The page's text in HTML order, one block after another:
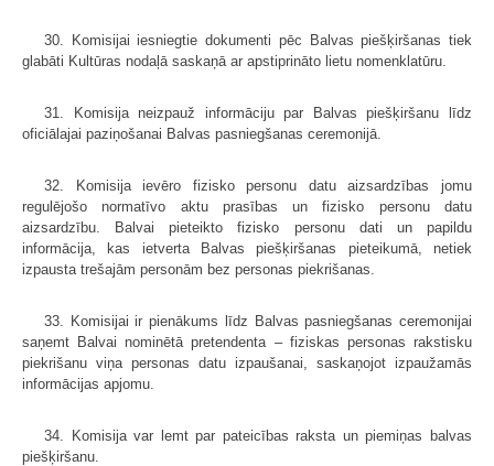
30. Komisijai iesniegtie dokumenti pēc Balvas piešķiršanas tiek
glabāti Kultūras nodaļā saskaņā ar apstiprināto lietu nomenklatūru.
31. Komisija neizpauž informāciju par Balvas piešķiršanu līdz
oficiālajai paziņošanai Balvas pasniegšanas ceremonijā.
32. Komisija ievēro fizisko personu datu aizsardzības jomu
regulējošo normatīvo aktu prasības un fizisko personu datu
aizsardzību. Balvai pieteikto fizisko personu dati un papildu
informācija, kas ietverta Balvas piešķiršanas pieteikumā, netiek
izpausta trešajām personām bez personas piekrišanas.
33. Komisijai ir pienākums līdz Balvas pasniegšanas ceremonijai
saņemt Balvai nominētā pretendenta – fiziskas personas rakstisku
piekrišanu viņa personas datu izpaušanai, saskaņojot izpaužamās
informācijas apjomu.
34. Komisija var lemt par pateicības raksta un piemiņas balvas
piešķiršanu.